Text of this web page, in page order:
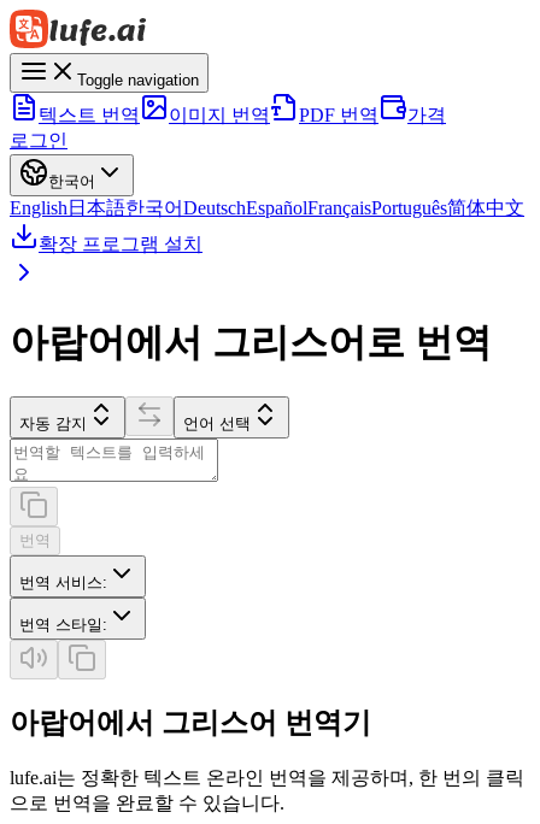
Toggle navigation
텍스트 번역 이미지 번역 PDF 번역
가격
로그인
한국어
English 日本語한국어DeutschEspañolFrançaisPortuguês简体中文
확장 프로그램 설치
아랍어에서 그리스어로 번역
자동 감지 언어 선택
번역
번역 서비스:
번역 스타일 :
아랍어에서 그리스어 번역기
lufe.ai는 정확한 텍스트 온라인 번역을 제공하며, 한 번의 클릭
으로 번역을 완료할 수 있습니다.